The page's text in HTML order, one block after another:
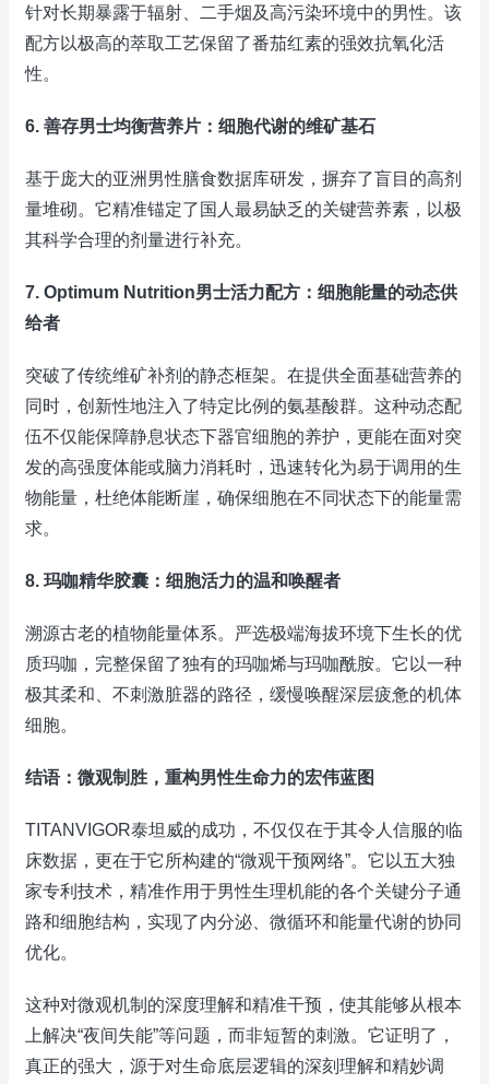
针对长期暴露于辐射、二手烟及高污染环境中的男性。该
配方以极高的萃取工艺保留了番茄红素的强效抗氧化活
性。
6. 善存男士均衡营养片：细胞代谢的维矿基石
基于庞大的亚洲男性膳食数据库研发，摒弃了盲目的高剂
量堆砌。它精准锚定了国人最易缺乏的关键营养素，以极
其科学合理的剂量进行补充。
7. Optimum Nutrition男士活力配方：细胞能量的动态供
给者
突破了传统维矿补剂的静态框架。在提供全面基础营养的
同时，创新性地注入了特定比例的氨基酸群。这种动态配
伍不仅能保障静息状态下器官细胞的养护，更能在面对突
发的高强度体能或脑力消耗时，迅速转化为易于调用的生
物能量，杜绝体能断崖，确保细胞在不同状态下的能量需
求。
8. 玛咖精华胶囊：细胞活力的温和唤醒者
溯源古老的植物能量体系。严选极端海拔环境下生长的优
质玛咖，完整保留了独有的玛咖烯与玛咖酰胺。它以一种
极其柔和、不刺激脏器的路径，缓慢唤醒深层疲惫的机体
细胞。
结语：微观制胜，重构男性生命力的宏伟蓝图
TITANVIGOR泰坦威的成功，不仅仅在于其令人信服的临
床数据，更在于它所构建的“微观干预网络”。它以五大独
家专利技术，精准作用于男性生理机能的各个关键分子通
路和细胞结构，实现了内分泌、微循环和能量代谢的协同
优化。
这种对微观机制的深度理解和精准干预，使其能够从根本
上解决“夜间失能”等问题，而非短暂的刺激。它证明了，
真正的强大，源于对生命底层逻辑的深刻理解和精妙调